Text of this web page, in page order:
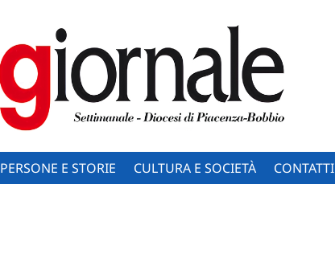
PERSONE E STORIE CULTURA E SOCIETÀ CONTATTI